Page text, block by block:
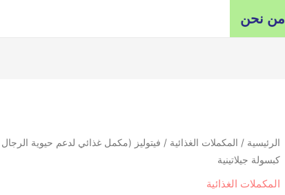
من نحن
الرئيسية / المكملات الغذائية
كبسولة جيلاتينية
المكملات الغذائية